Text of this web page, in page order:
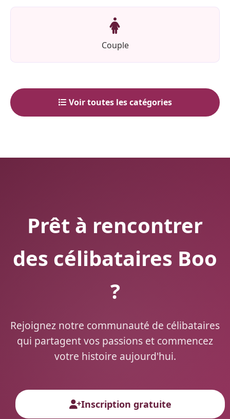
Couple
Voir toutes les catégories
Prêt à rencontrer
des célibataires Boo
?
Rejoignez notre communauté de célibataires
qui partagent vos passions et commencez
votre histoire aujourd'hui.
Inscription gratuite